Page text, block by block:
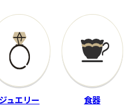
付属品：―
その他詳細：ピンク 縫い目に
細かな割れ有
買取時期：2025年06月
ジュエリー 食器